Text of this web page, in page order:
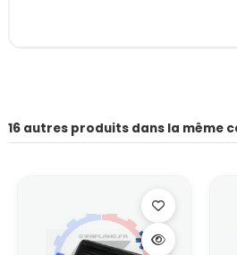
16 autres produits dans la même